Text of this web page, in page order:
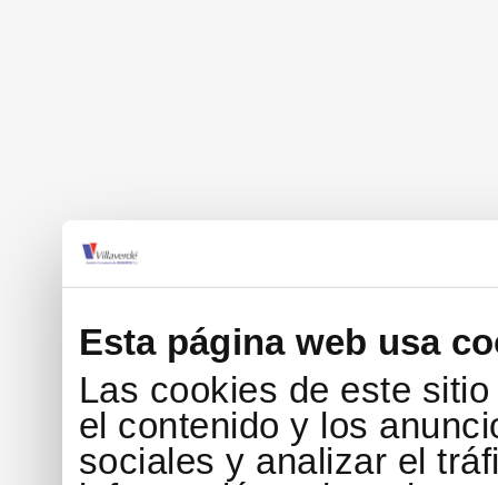
Esta página web usa
Las cookies de este
el contenido y los
sociales y analizar el